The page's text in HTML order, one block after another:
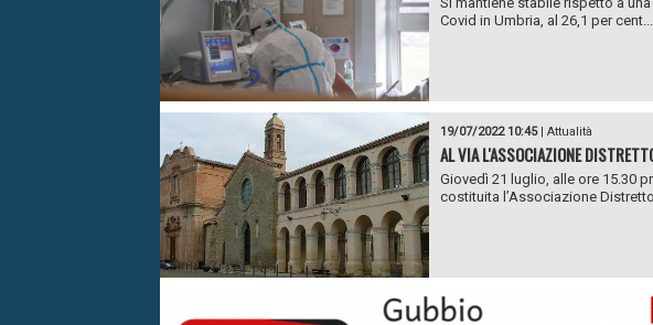
Covid in Umbria, al 26,1 per cent...
19/07/2022 10:45| Attualità
AL VIA L'ASSOCIAZIONE
Giovedì 21 luglio, alle ore 15.30
costituita l’Associazione